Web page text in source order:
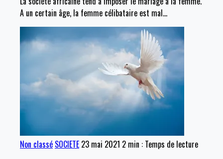
A un certain âge, la femme célibataire est mal…
Non classé SOCIETE 23 mai 2021 2 min : Temps de lecture